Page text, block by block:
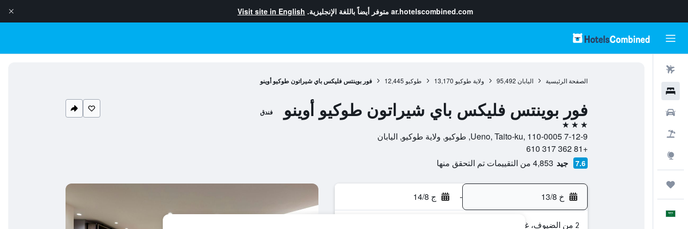
ar.hotelscombined.com متوفر أيضاً باللغة الإنجليزية. Visit site in English
الصفحة الرئيسية اليابان 95,492 ولاية طوكيو 13,170 طوكيو 12,445 فور بوينتس فليكس باي شيراتون طوكيو أوينو
فور بوينتس فليكس باي شيراتون طوكيو أوينو فندق
3 نجوم
7-12-9 Ueno, Taito-ku, 110-0005, طوكيو, ولاية طوكيو, اليابان
+81 362 317 610
7.6 جيد 4,853 من التقييمات تم التحقق منها
خ 13/8 - ج 14/8
2 من الضيوف، غرفة واحدة